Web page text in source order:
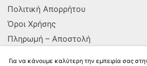
Πολιτική Απορρήτου
Όροι Χρήσης
Πληρωμή – Αποστολή
Για να κάνουμε καλύτερη την εμπειρία σας